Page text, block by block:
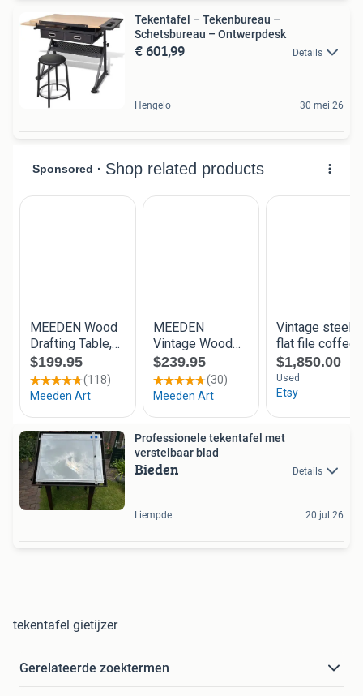
Tekentafel – Tekenbureau –
Schetsbureau – Ontwerpdesk
€ 601,99 Details
Hengelo 30 mei 26
Professionele tekentafel met
verstelbaar blad
Bieden Details
Liempde 20 jul 26
tekentafel gietijzer
Gerelateerde zoektermen